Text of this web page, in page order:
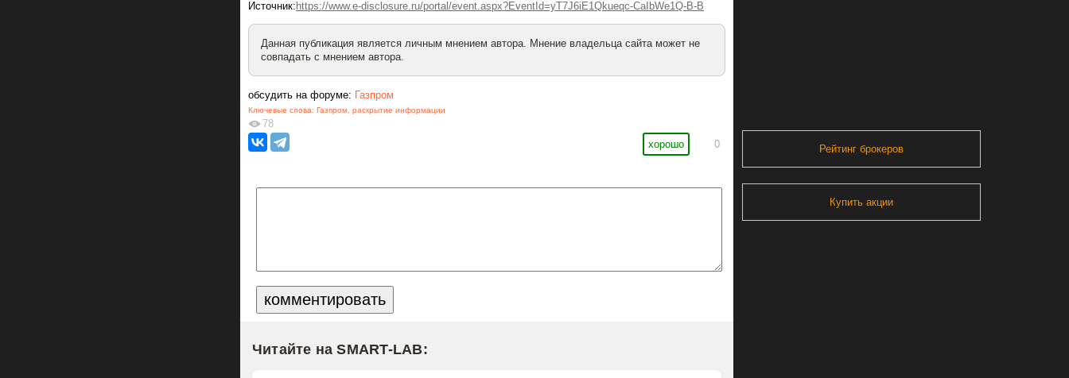
Источник: https://www.e-disclosure.ru/portal/event.aspx?EventId=yT7J6iE1Qkueqc-CaIbWe1Q-B-B
Данная публикация является личным мнением автора. Мнение владельца сайта может не
совпадать с мнением автора.
обсудить на форуме: Газпром
Ключевые слова: Газпром, раскрытие информации
78
хорошо
0
Читайте на SMART-LAB:
Рейтинг брокеров
Купить акции